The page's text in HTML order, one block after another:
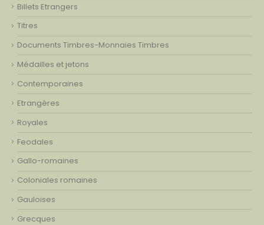
Billets Etrangers
Titres
Documents Timbres-Monnaies Timbres
Médailles et jetons
Contemporaines
Etrangères
Royales
Feodales
Gallo-romaines
Coloniales romaines
Gauloises
Grecques